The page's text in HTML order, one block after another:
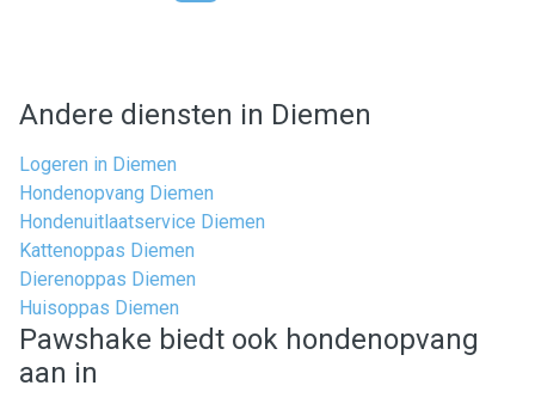
Andere diensten in Diemen
Logeren in Diemen
Hondenopvang Diemen
Hondenuitlaatservice Diemen
Kattenoppas Diemen
Dierenoppas Diemen
Huisoppas Diemen
Pawshake biedt ook hondenopvang
aan in